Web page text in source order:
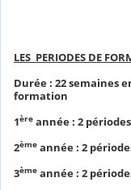
LES PERIODES DE
Durée : 22 semaines
formation
1ère année : 2
2ème année : 2
3ème année : 2